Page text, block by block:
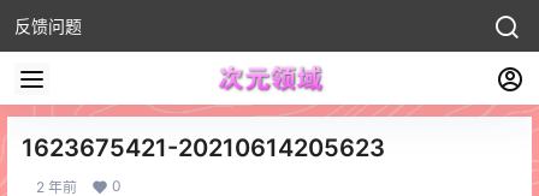
反馈问题
1623675421-20210614205623
2 年前 0